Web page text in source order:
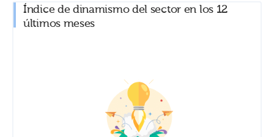
Índice de dinamismo del sector en los 12
últimos meses